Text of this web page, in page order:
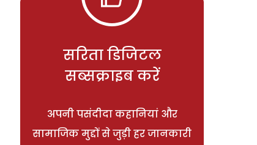
सरिता डिजिटल
सब्सक्राइब करें
अपनी पसंदीदा कहानियां और
सामाजिक मुद्दों से जुड़ी हर जानकारी